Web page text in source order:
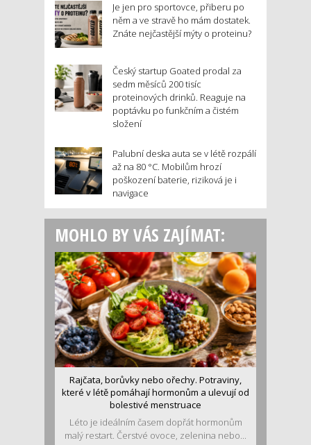
Je jen pro sportovce, přiberu po
něm a ve stravě ho mám dostatek.
Znáte nejčastější mýty o proteinu?
Český startup Goated prodal za
sedm měsíců 200 tisíc
proteinových drinků. Reaguje na
poptávku po funkčním a čistém
složení
Palubní deska auta se v létě rozpálí
až na 80 °C. Mobilům hrozí
poškození baterie, riziková je i
navigace
MOHLO BY VÁS ZAJÍMAT:
Rajčata, borůvky nebo ořechy. Potraviny,
které v létě pomáhají hormonům a ulevují od
bolestivé menstruace
Léto je ideálním časem dopřát hormonům
malý restart. Čerstvé ovoce, zelenina nebo...